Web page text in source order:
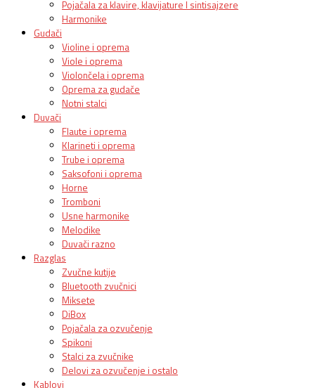
Pojačala za klavire, klavijature I sintisajzere
Harmonike
Gudači
Violine i oprema
Viole i oprema
Violončela i oprema
Oprema za gudače
Notni stalci
Duvači
Flaute i oprema
Klarineti i oprema
Trube i oprema
Saksofoni i oprema
Horne
Tromboni
Usne harmonike
Melodike
Duvači razno
Razglas
Zvučne kutije
Bluetooth zvučnici
Miksete
DiBox
Pojačala za ozvučenje
Spikoni
Stalci za zvučnike
Delovi za ozvučenje i ostalo
Kablovi